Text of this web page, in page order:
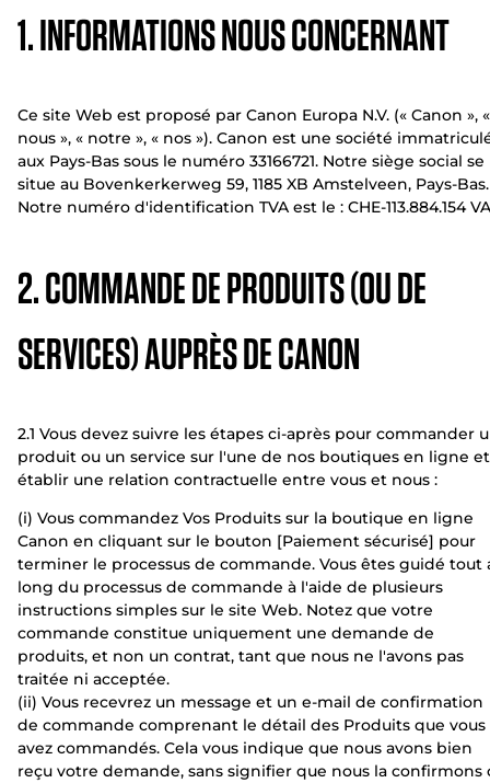
1. INFORMATIONS NOUS CONCERNANT
Ce site Web est proposé par Canon Europa N.V. (« Canon », «
nous », « notre », « nos »). Canon est une société
aux Pays-Bas sous le numéro 33166721. Notre siège social se
situe au Bovenkerkerweg 59, 1185 XB Amstelveen, Pays-Bas.
Notre numéro d'identification TVA est le : CHE-113.884.154
2. COMMANDE DE PRODUITS (OU DE
SERVICES) AUPRÈS DE CANON
2.1 Vous devez suivre les étapes ci-après pour commander
produit ou un service sur l'une de nos boutiques en ligne et
établir une relation contractuelle entre vous et nous :
(i) Vous commandez Vos Produits sur la boutique en ligne
Canon en cliquant sur le bouton [Paiement sécurisé] pour
terminer le processus de commande. Vous êtes guidé tout
long du processus de commande à l'aide de plusieurs
instructions simples sur le site Web. Notez que votre
commande constitue uniquement une demande de
produits, et non un contrat, tant que nous ne l'avons pas
traitée ni acceptée.
(ii) Vous recevrez un message et un e-mail de confirmation
de commande comprenant le détail des Produits que vous
avez commandés. Cela vous indique que nous avons bien
reçu votre demande, sans signifier que nous la confirmons